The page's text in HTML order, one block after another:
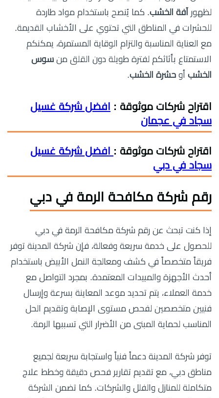
لظهور آفة الخشب. كما يُنصح باستخدام مواد طاردة
للحشرات في المناطق التي تحتوي على الأخشاب القديمة.
مع العناية المناسبة والتزام الوقاية المستمرة، يمكنكم
الاستمتاع بأثاثكم لفترة طويلة دون القلق من سوس
الخشب أو حشرة الخشب.
اقتراح شركات موثوقة : افضل شركة غسيل
سجاد في عجمان
اقتراح شركات موثوقة : افضل شركة غسيل
سجاد في دبي
رقم شركة مكافحة الرمة في دبي
إذا كنت تبحث عن رقم شركة مكافحة الرمة في دبي
للحصول على خدمة سريعة وفعالة، فإن شركة المدينة توفر
فريقاً متخصصاً في كشف ومعالجة النمل الأبيض باستخدام
أحدث الأجهزة والمبيدات المعتمدة. بمجرد التواصل مع
خدمة العملاء، يتم تحديد موعد المعاينة بسرعة وإرسال
فنيين متخصصين لفحص مستوى الإصابة وتقديم الحل
المناسب لحماية المبنى من الأضرار التي تسببها الرمة.
توفر شركة المدينة دعماً فنياً واستجابة سريعة لجميع
مناطق دبي، مع تقديم تقارير فحص دقيقة وخطط علاج
متكاملة للمنازل والفلل والشركات. كما تضمن الشركة